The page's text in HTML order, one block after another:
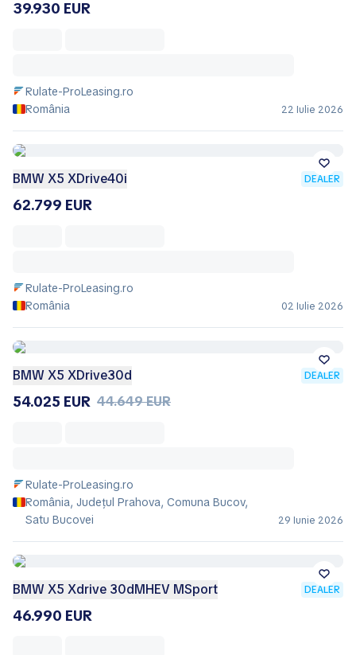
39.930 EUR
Rulate-ProLeasing.ro
România
22 Iulie 2026
BMW X5 XDrive40i DEALER
62.799 EUR
Rulate-ProLeasing.ro
România
02 Iulie 2026
BMW X5 XDrive30d DEALER
54.025 EUR 44.649 EUR
Rulate-ProLeasing.ro
România, Județul Prahova, Comuna Bucov,
Satu Bucovei
29 Iunie 2026
BMW X5 Xdrive 30dMHEV MSport DEALER
46.990 EUR